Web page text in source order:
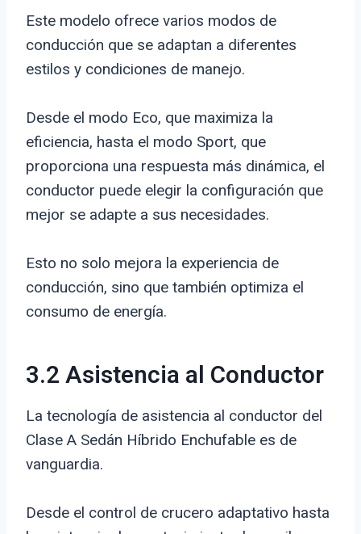
Este modelo ofrece varios modos de
conducción que se adaptan a diferentes
estilos y condiciones de manejo.
Desde el modo Eco, que maximiza la
eficiencia, hasta el modo Sport, que
proporciona una respuesta más dinámica, el
conductor puede elegir la configuración que
mejor se adapte a sus necesidades.
Esto no solo mejora la experiencia de
conducción, sino que también optimiza el
consumo de energía.
3.2 Asistencia al Conductor
La tecnología de asistencia al conductor del
Clase A Sedán Híbrido Enchufable es de
vanguardia.
Desde el control de crucero adaptativo hasta